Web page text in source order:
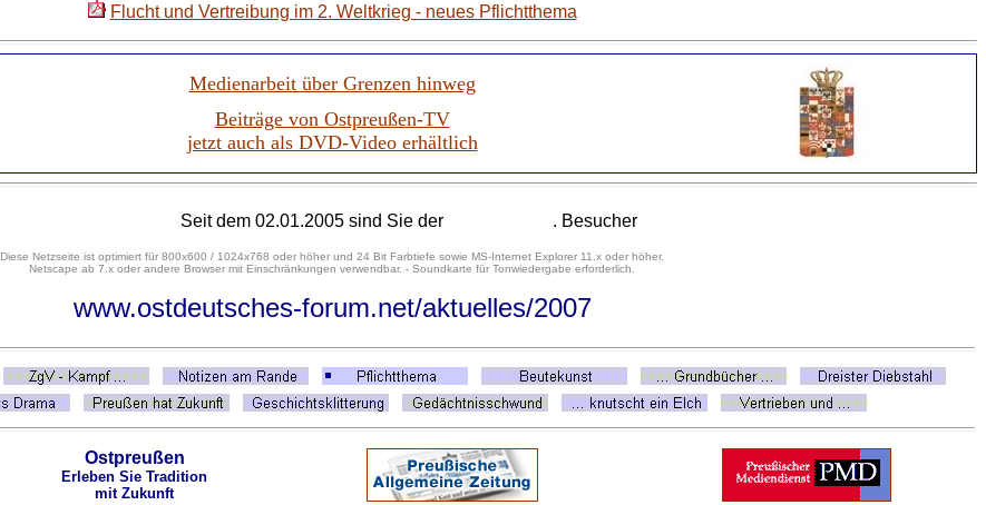
Flucht und Vertreibung im 2. Weltkrieg - neues Pflichtthema
Medienarbeit über Grenzen hinweg
Beiträge von Ostpreußen-TV
jetzt auch als DVD-Video erhältlich
Seit dem 02.01.2005 sind Sie der . Besucher
Diese Netzseite ist optimiert für 800x600 / 1024x768 oder höher und 24 Bit Farbtiefe sowie MS-Internet Explorer 11.x oder höher.
Netscape ab 7.x oder andere Browser mit Einschränkungen verwendbar. - Soundkarte für Tonwiedergabe erforderlich.
www.ostdeutsches-forum.net/aktuelles/2007
Ostpreußen
Erleben Sie Tradition
mit Zukunft